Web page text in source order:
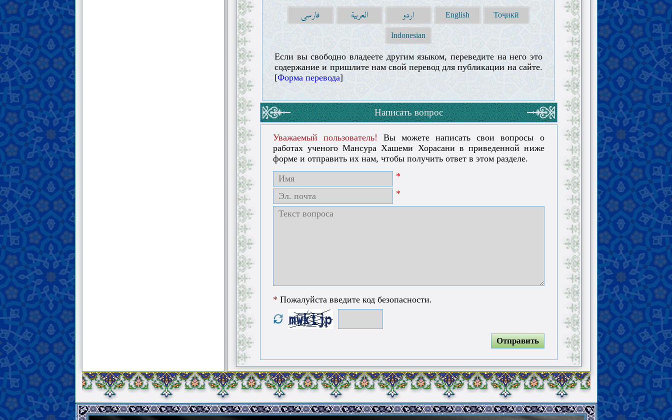
فارسی العربية اردو English Тоҷикӣ
Indonesian
Если вы свободно владеете другим языком, переведите на него это
содержание и пришлите нам свой перевод для публикации на сайте.
[Форма перевода]
Написать вопрос
Уважаемый пользователь! Вы можете написать свои вопросы о
работах ученого Мансура Хашеми Хорасани в приведенной ниже
форме и отправить их нам, чтобы получить ответ в этом разделе.
* Пожалуйста введите код безопасности.
14 . Есть угнетённые люди в различных
странах, которые откликнулись на
призыв Его Превосходительства,
алламы Мансура Хашеми Хорасани, да